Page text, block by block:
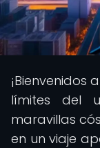
¡Bienvenidos a
límites del
maravillas
en un viaje